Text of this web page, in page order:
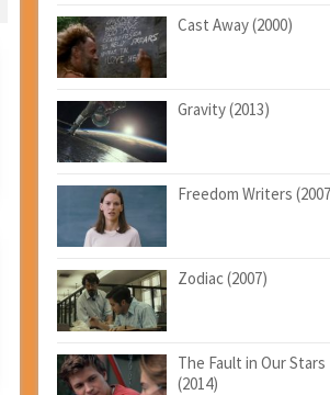
Cast Away (2000)
Gravity (2013)
Freedom Writers
Zodiac (2007)
The Fault in Our Stars
(2014)